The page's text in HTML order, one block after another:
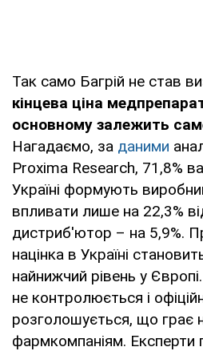
Так само Багрій не став
кінцева ціна
основному залежить
Нагадаємо, за даними
Proxima Research, 71,8%
Україні формують
впливати лише на 22,3%
дистриб'ютор – на 5,9%.
націнка в Україні
найнижчий рівень у
не контролюється і
розголошується, що грає
фармкомпаніям.